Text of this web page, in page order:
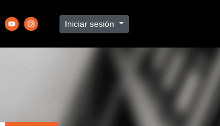
Iniciar sesión